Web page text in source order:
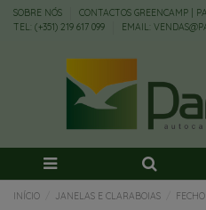
SOBRE NÓS
CONTACTOS GREENCAMP |
TEL: (+351) 219 617 099
EMAIL:
INÍCIO JANELAS E CLARABOIAS